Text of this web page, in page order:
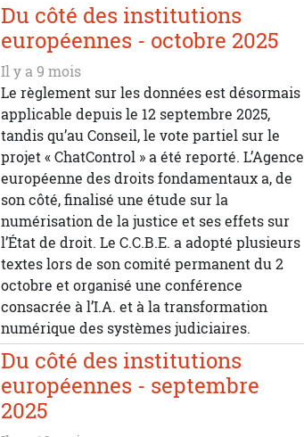
Du côté des institutions
européennes - octobre 2025
Il y a 9 mois
Le règlement sur les données est désormais
applicable depuis le 12 septembre 2025,
tandis qu’au Conseil, le vote partiel sur le
projet « ChatControl » a été reporté. L’Agence
européenne des droits fondamentaux a, de
son côté, finalisé une étude sur la
numérisation de la justice et ses effets sur
l’État de droit. Le C.C.B.E. a adopté plusieurs
textes lors de son comité permanent du 2
octobre et organisé une conférence
consacrée à l’I.A. et à la transformation
numérique des systèmes judiciaires.
Du côté des institutions
européennes - septembre
2025